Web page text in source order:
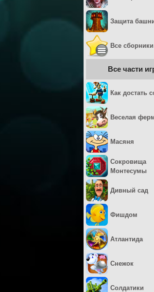
Защита
Все сборники
Все части
Как достать
Веселая
Масяня
Сокровища
Монтесумы
Дивный сад
Фишдом
Атлантида
Снежок
Солдатики